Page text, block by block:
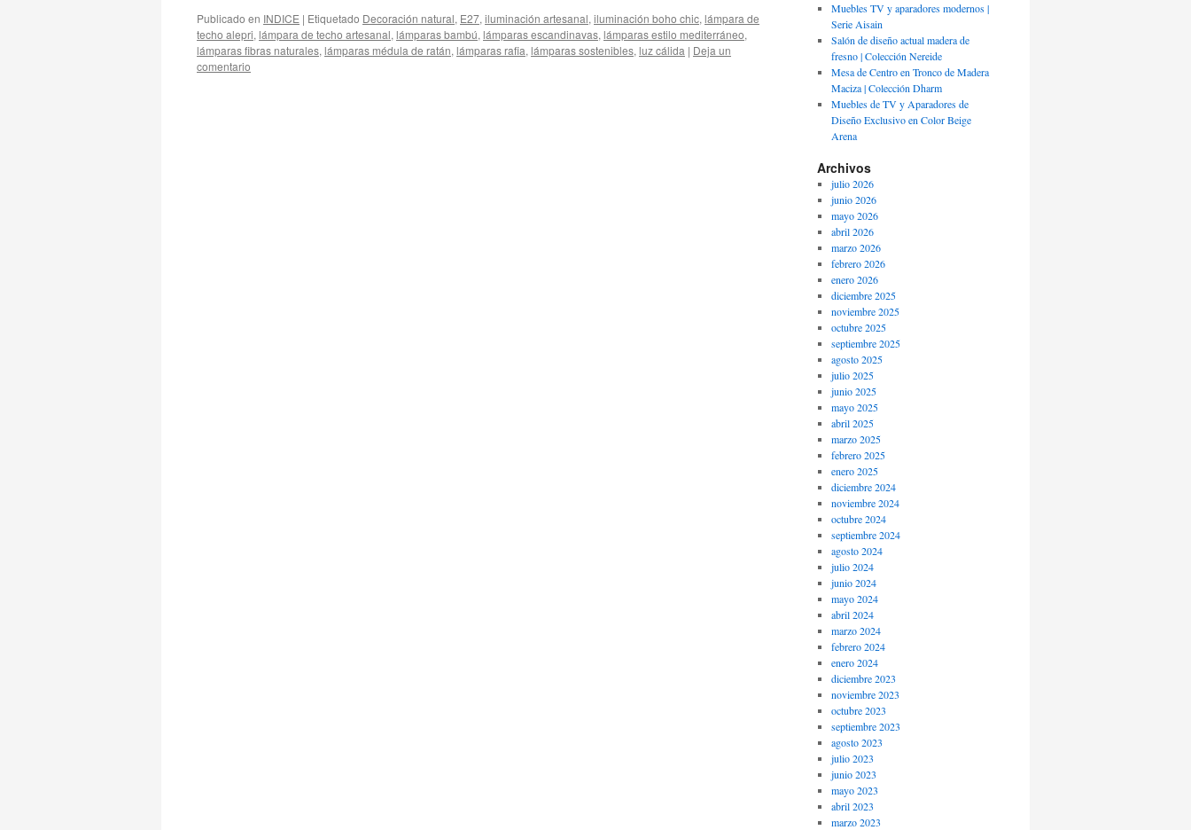
Publicado en INDICE | Etiquetado Decoración natural, E27, iluminación artesanal, iluminación boho chic, lámpara de
techo alepri, lámpara de techo artesanal, lámparas bambú, lámparas escandinavas, lámparas estilo mediterráneo,
lámparas fibras naturales, lámparas médula de ratán, lámparas rafia, lámparas sostenibles, luz cálida | Deja un
comentario
Muebles TV y aparadores modernos |
Serie Aisain
Salón de diseño actual madera de
fresno | Colección Nereide
Mesa de Centro en Tronco de Madera
Maciza | Colección Dharm
Muebles de TV y Aparadores de
Diseño Exclusivo en Color Beige
Arena
Archivos
julio 2026
junio 2026
mayo 2026
abril 2026
marzo 2026
febrero 2026
enero 2026
diciembre 2025
noviembre 2025
octubre 2025
septiembre 2025
agosto 2025
julio 2025
junio 2025
mayo 2025
abril 2025
marzo 2025
febrero 2025
enero 2025
diciembre 2024
noviembre 2024
octubre 2024
septiembre 2024
agosto 2024
julio 2024
junio 2024
mayo 2024
abril 2024
marzo 2024
febrero 2024
enero 2024
diciembre 2023
noviembre 2023
octubre 2023
septiembre 2023
agosto 2023
julio 2023
junio 2023
mayo 2023
abril 2023
marzo 2023